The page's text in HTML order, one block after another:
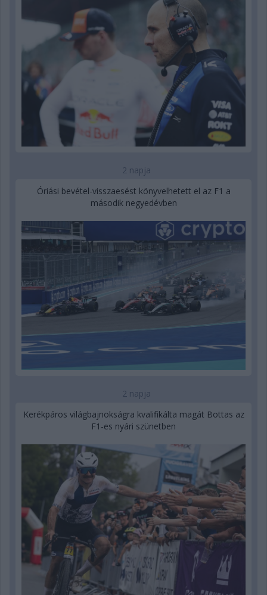
2 napja
Óriási bevétel-visszaesést könyvelhetett el az F1 a
második negyedévben
2 napja
Kerékpáros világbajnokságra kvalifikálta magát Bottas az
F1-es nyári szünetben